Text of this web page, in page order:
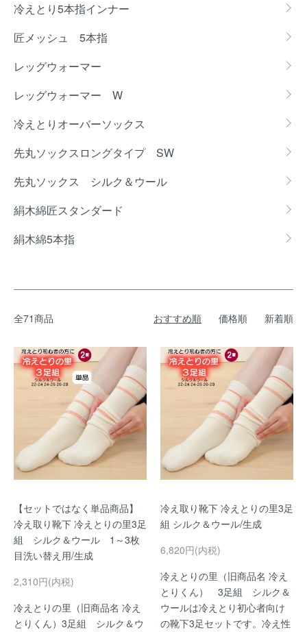
冷えとり5本指インナー
匠メッシュ 5本指
レッグウォーマー
レッグウォーマー W
冷えとりオーバーソックス
先丸ソックスロングタイプ SW
先丸ソックス シルク＆ウール
絹木綿匠スタンダード
絹木綿5本指
全71商品 おすすめ順 価格順 新着順
【セットではなく単品商品】
冷え取り靴下 冷えとりの里3足
組 シルク＆ウール 1～3枚
目洗い替え用/生成
2,310円(内税)
冷えとりの里（旧商品名 冷え
とりくん）3足組 シルク＆ウ
冷え取り靴下 冷えとりの里3足
組 シルク＆ウール/生成
6,820円(内税)
冷えとりの里（旧商品名 冷え
とりくん） 3足組 シルク＆
ウールは冷えとり初心者向け
の靴下3足セットです。冷え性